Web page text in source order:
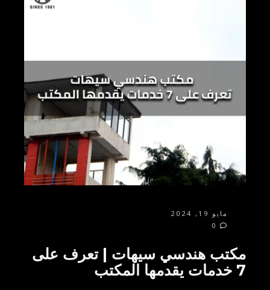
مايو 19, 2024
مكتب هندسي سيهات | تعرف على
7 خدمات يقدمها المكتب